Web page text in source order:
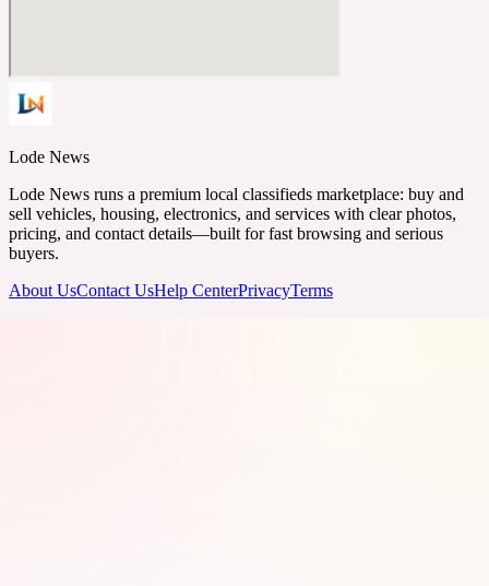
Lode News
Lode News runs a premium local classifieds marketplace: buy and
sell vehicles, housing, electronics, and services with clear photos,
pricing, and contact details—built for fast browsing and serious
buyers.
About UsContact UsHelp CenterPrivacyTerms